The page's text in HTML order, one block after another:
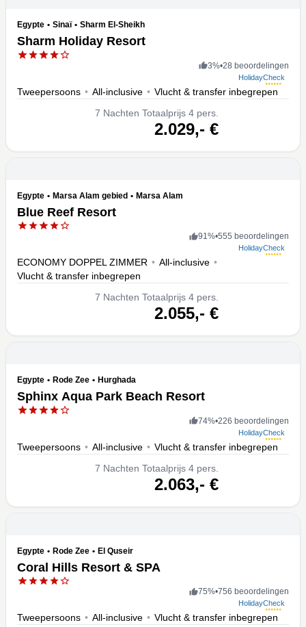
Egypte • Sinaï • Sharm El-Sheikh
Sharm Holiday Resort
3%•28 beoordelingen
HolidayCheck
Tweepersoons • All-inclusive • Vlucht & transfer inbegrepen
7 Nachten Totaalprijs 4 pers.
2.029,- €
Egypte • Marsa Alam gebied • Marsa Alam
Blue Reef Resort
91%•555 beoordelingen
HolidayCheck
ECONOMY DOPPEL ZIMMER • All-inclusive •
Vlucht & transfer inbegrepen
7 Nachten Totaalprijs 4 pers.
2.055,- €
Egypte • Rode Zee • Hurghada
Sphinx Aqua Park Beach Resort
74%•226 beoordelingen
HolidayCheck
Tweepersoons • All-inclusive • Vlucht & transfer inbegrepen
7 Nachten Totaalprijs 4 pers.
2.063,- €
Egypte • Rode Zee • El Quseir
Coral Hills Resort & SPA
75%•756 beoordelingen
HolidayCheck
Tweepersoons • All-inclusive • Vlucht & transfer inbegrepen